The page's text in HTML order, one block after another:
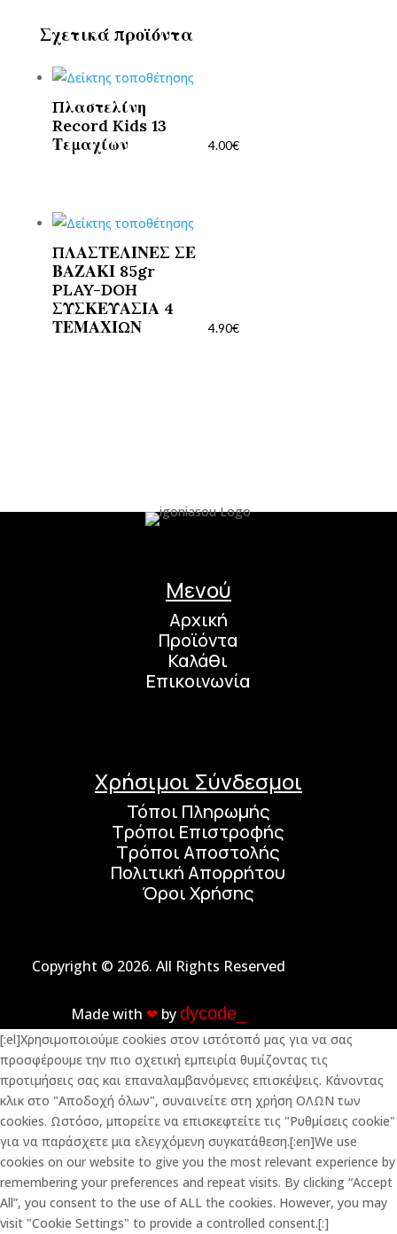
Σχετικά προϊόντα
Πλαστελίνη
Record Kids 13
Τεμαχίων
4.00€
ΠΛΑΣΤΕΛΙΝΕΣ ΣΕ
ΒΑΖΑΚΙ 85gr
PLAY-DOH
ΣΥΣΚΕΥΑΣΙΑ 4
ΤΕΜΑΧΙΩΝ
4.90€
Μενού
Αρχική
Προϊόντα
Καλάθι
Επικοινωνία
Χρήσιμοι Σύνδεσμοι
Τόποι Πληρωμής
Τρόποι Επιστροφής
Τρόποι Αποστολής
Πολιτική Απορρήτου
Όροι Χρήσης
Copyright © 2026. All Rights Reserved
Made with ❤︎ bydycode_
[:el]Χρησιμοποιούμε cookies στον ιστότοπό μας για να σας
προσφέρουμε την πιο σχετική εμπειρία θυμίζοντας τις
προτιμήσεις σας και επαναλαμβανόμενες επισκέψεις. Κάνοντας
κλικ στο "Αποδοχή όλων", συναινείτε στη χρήση ΟΛΩΝ των
cookies. Ωστόσο, μπορείτε να επισκεφτείτε τις "Ρυθμίσεις cookie"
για να παράσχετε μια ελεγχόμενη συγκατάθεση.[:en]We use
cookies on our website to give you the most relevant experience by
remembering your preferences and repeat visits. By clicking “Accept
All”, you consent to the use of ALL the cookies. However, you may
visit "Cookie Settings" to provide a controlled consent.[:]